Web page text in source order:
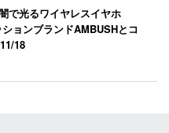
で光るワイヤレスイヤホ
ョンブランドAMBUSHとコ
18